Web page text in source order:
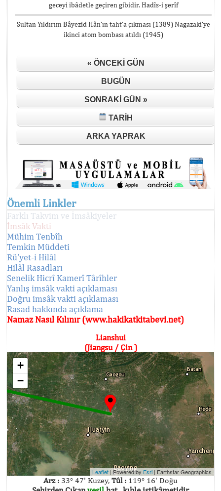
geceyi ibâdetle geçiren gibidir. Hadîs-i şerîf
Sultan Yıldırım Bâyezid Hân’ın taht’a çıkması (1389) Nagazaki’ye
ikinci atom bombası atıldı (1945)
« ÖNCEKI GÜN
BUGÜN
SONRAKI GÜN »
TARIH
ARKA YAPRAK
Önemli Linkler
Farklı Takvim ve İmsâkiyeler
İmsâk Vakti
Mühim Tenbîh
Temkin Müddeti
Rü'yet-i Hilâl
Hilâl Rasadları
Senelik Hicrî Kamerî Târîhler
Yanlış imsâk vakti açıklaması
Doğru imsâk vakti açıklaması
Rasad hakkında açıklama
Namaz Nasıl Kılınır (www.hakikatkitabevi.net)
Lianshui
(Jiangsu / Çin )
+
−
Leaflet | Powered by Esri | Earthstar Geographics
Arz : 33° 47' Kuzey, Tûl : 119° 16' Doğu